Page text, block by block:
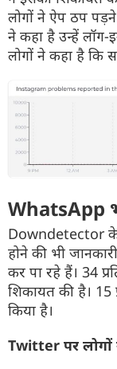
लोगों ने ऐप ठप पड़ने
ने कहा है उन्हें लॉग-
लोगों ने कहा है कि
WhatsApp
Downdetector के
होने की भी
कर पा रहे हैं। 34
शिकायत की है। 15
किया है।
Twitter पर लोगों